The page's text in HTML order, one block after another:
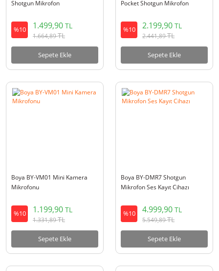
Shotgun Mikrofon
%10 1.499,90 TL
1.664,89TL
Sepete Ekle
Pocket Shotgun Mikrofon
%10 2.199,90 TL
2.441,89TL
Sepete Ekle
Boya BY-VM01 Mini Kamera
Mikrofonu
%10 1.199,90 TL
1.331,89TL
Sepete Ekle
Boya BY-DMR7 Shotgun
Mikrofon Ses Kayıt Cihazı
%10 4.999,90 TL
5.549,89TL
Sepete Ekle